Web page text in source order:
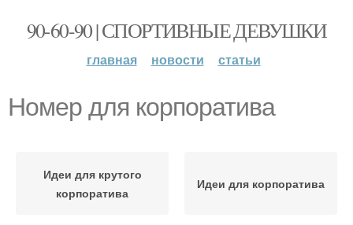
90-60-90 | СПОРТИВНЫЕ ДЕВУШКИ
главная новости статьи
Номер для корпоратива
Идеи для крутого
корпоратива
Идеи для корпоратива